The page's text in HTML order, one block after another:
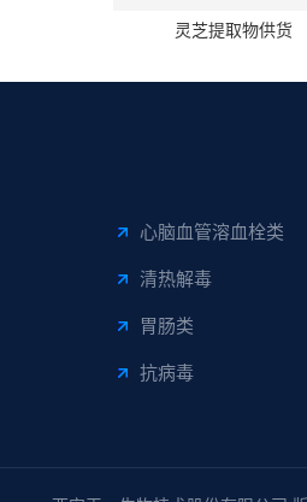
灵芝提取物供货
心脑血管溶血栓类
清热解毒
胃肠类
抗病毒